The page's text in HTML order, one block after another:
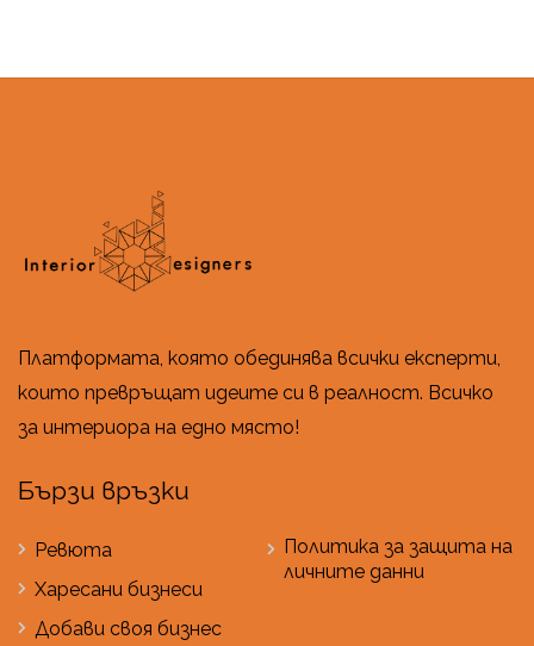
Платформата, която обединява всички експерти,
които превръщат идеите си в реалност. Всичко
за интериора на едно място!
Бързи връзки
Ревюта
Харесани бизнеси
Добави своя бизнес
Политика за защита на
личните данни